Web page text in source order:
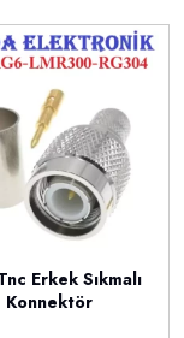
Erkek Sıkmalı
Konnektör